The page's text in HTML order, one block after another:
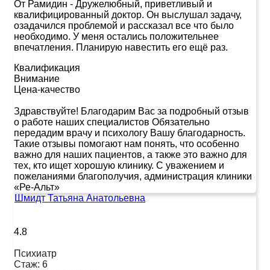
От Рамидин - Дружелюбный, приветливый и
квалифицированный доктор. Он выслушал задачу,
озадачился проблемой и рассказал все что было
необходимо. У меня остались положительнее
впечатления. Планирую навестить его ещё раз.
Квалификация
Внимание
Цена-качество
Здравствуйте! Благодарим Вас за подробный отзыв
о работе наших специалистов Обязательно
передадим врачу и психологу Вашу благодарность.
Такие отзывы помогают нам понять, что особенно
важно для наших пациентов, а также это важно для
тех, кто ищет хорошую клинику. С уважением и
пожеланиями благополучия, администрация клиники
«Ре-Альт»
Шмидт Татьяна Анатольевна
4.8
Психиатр
Стаж: 6